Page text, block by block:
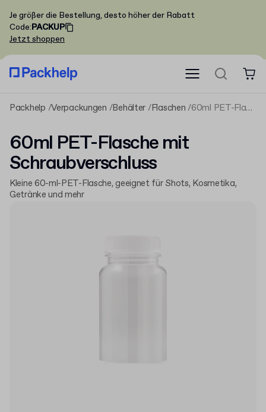
Je größer die Bestellung, desto höher der Rabatt
Code:PACKUP
Jetzt shoppen
Packhelp Verpackungen Behälter Flaschen 60ml PET-Flasche mit Schraubverschluss
60ml PET-Flasche mit
Schraubverschluss
Kleine 60-ml-PET-Flasche, geeignet für Shots, Kosmetika,
Getränke und mehr